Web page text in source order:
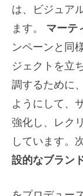
は、ビジュア
ます。 マーテ
ンペーンと同
ジェクトを立
調するために
ようにして、
強化し、レク
しています。
設的なブランド